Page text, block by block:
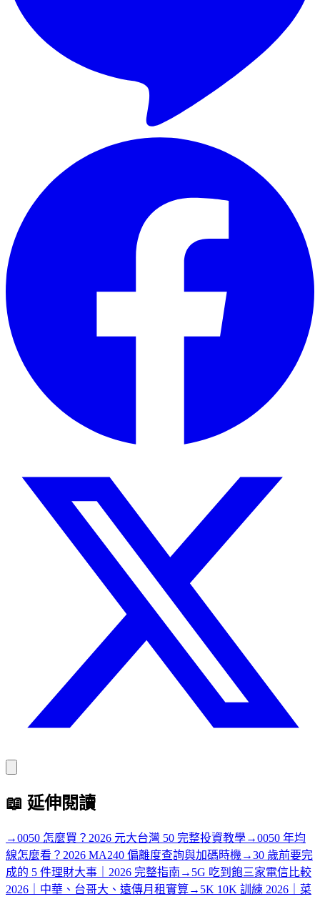
📖 延伸閱讀
→0050 怎麼買？2026 元大台灣 50 完整投資教學→0050 年均
線怎麼看？2026 MA240 偏離度查詢與加碼時機 →30 歲前要完
成的 5 件理財大事｜2026 完整指南 → 5G 吃到飽三家電信比較
2026｜中華、台哥大、遠傳月租實算→ 5K 10K 訓練 2026｜菜